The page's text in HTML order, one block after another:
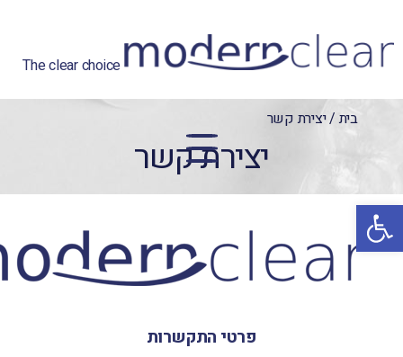
פתח סרגל נגישות
The clear choice
בית/יצירת קשר
יצירת קשר
פרטי התקשרות